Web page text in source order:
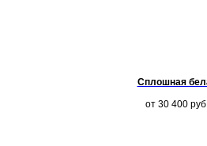
Сплошная
от 30 400